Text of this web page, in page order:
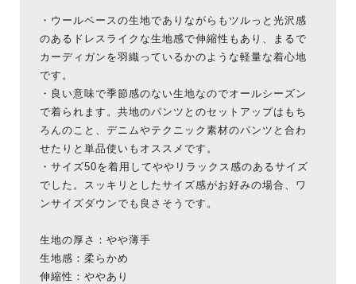
・ ウールベースの生地でありながらもツルっと光沢感
のあるドレスラ イクな生地感で伸縮性もあり、
まるで
カーディガンを羽織っているかのような軽量な着心地
です。
・ 良い意味で季節感のない生地なのでオールシーズン
で着られます。 共地のパンツとのセットアップはもち
ろんのこと、 デニムやテクニック素材のパンツと合わ
せたりと単品使いもオスス メです。
・サイズ50を着用してややリラックス感のあるサイズ
でした。 スッキリとしたサイズ感がお好みの場合、 ワ
ンサイズダウンでも良さそうです。
生地の厚さ：やや薄手
生地感：柔らかめ
伸縮性：ややあり